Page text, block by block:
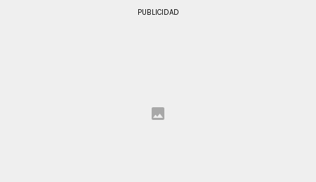
PUBLICIDAD